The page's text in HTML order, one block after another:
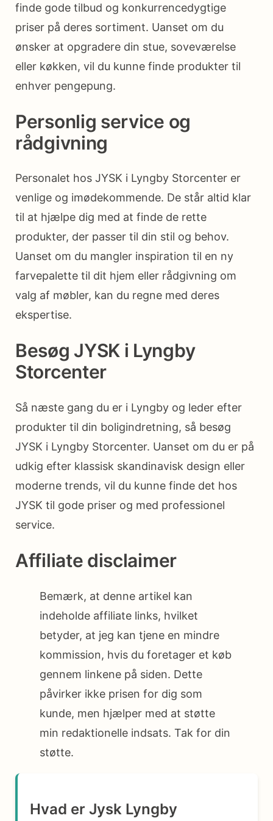
finde gode tilbud og konkurrencedygtige
priser på deres sortiment. Uanset om du
ønsker at opgradere din stue, soveværelse
eller køkken, vil du kunne finde produkter til
enhver pengepung.
Personlig service og
rådgivning
Personalet hos JYSK i Lyngby Storcenter er
venlige og imødekommende. De står altid klar
til at hjælpe dig med at finde de rette
produkter, der passer til din stil og behov.
Uanset om du mangler inspiration til en ny
farvepalette til dit hjem eller rådgivning om
valg af møbler, kan du regne med deres
ekspertise.
Besøg JYSK i Lyngby
Storcenter
Så næste gang du er i Lyngby og leder efter
produkter til din boligindretning, så besøg
JYSK i Lyngby Storcenter. Uanset om du er på
udkig efter klassisk skandinavisk design eller
moderne trends, vil du kunne finde det hos
JYSK til gode priser og med professionel
service.
Affiliate disclaimer
Bemærk, at denne artikel kan
indeholde affiliate links, hvilket
betyder, at jeg kan tjene en mindre
kommission, hvis du foretager et køb
gennem linkene på siden. Dette
påvirker ikke prisen for dig som
kunde, men hjælper med at støtte
min redaktionelle indsats. Tak for din
støtte.
Hvad er Jysk Lyngby